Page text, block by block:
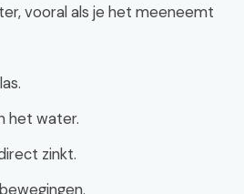
vooral als je het meeneemt
het water.
zinkt.